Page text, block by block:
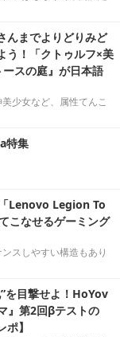
んまでよりどりみど
う！「クトゥルフ×美
スの庭』が日本語
少女など、属性てんこ
特集
Lenovo Legion To
こなせるゲーミング
スしやすい構造もあり
を目撃せよ！HoYov
』第2回βテストの
】